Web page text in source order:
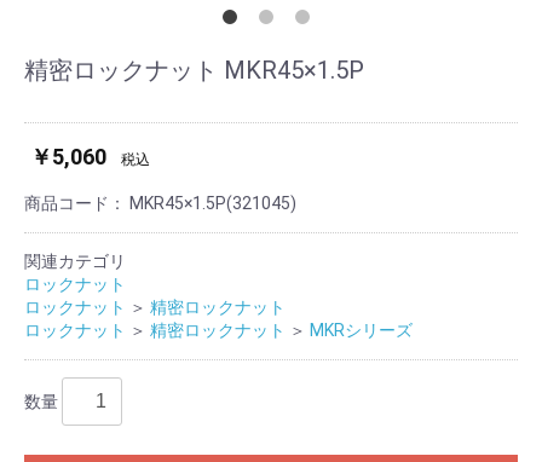
精密ロックナット MKR45×1.5P
￥5,060 税込
商品コード： MKR45×1.5P(321045)
関連カテゴリ
ロックナット
ロックナット ＞ 精密ロックナット
ロックナット ＞ 精密ロックナット ＞ MKRシリーズ
数量